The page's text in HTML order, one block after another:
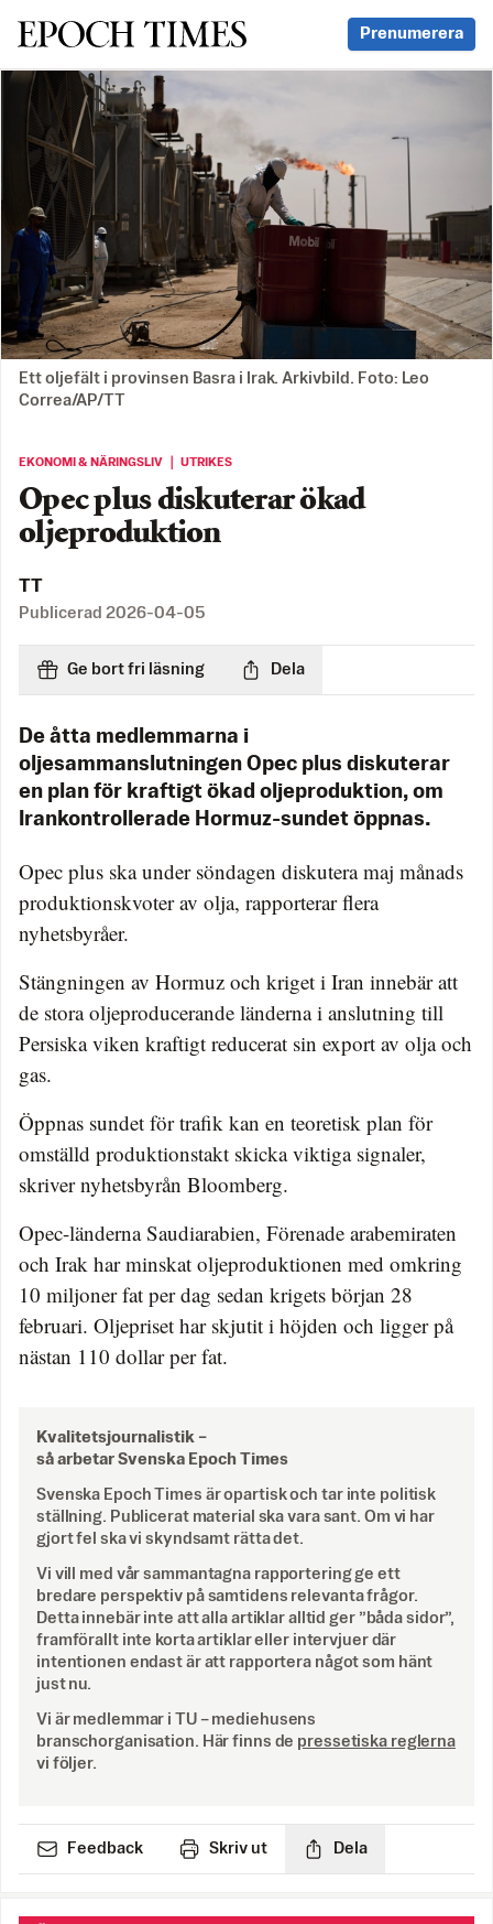
Svenska Epoch Times Prenumerera
Ett oljefält i provinsen Basra i Irak. Arkivbild. Foto: Leo
Correa/AP/TT
EKONOMI & NÄRINGSLIV ｜ UTRIKES
Opec plus diskuterar ökad
oljeproduktion
TT
Publicerad 2026-04-05
Ge bort fri läsning Dela
De åtta medlemmarna i
oljesammanslutningen Opec plus diskuterar
en plan för kraftigt ökad oljeproduktion, om
Irankontrollerade Hormuz-sundet öppnas.
Opec plus ska under söndagen diskutera maj månads
produktionskvoter av olja, rapporterar flera
nyhetsbyråer.
Stängningen av Hormuz och kriget i Iran innebär att
de stora oljeproducerande länderna i anslutning till
Persiska viken kraftigt reducerat sin export av olja och
gas.
Öppnas sundet för trafik kan en teoretisk plan för
omställd produktionstakt skicka viktiga signaler,
skriver nyhetsbyrån Bloomberg.
Opec-länderna Saudiarabien, Förenade arabemiraten
och Irak har minskat oljeproduktionen med omkring
10 miljoner fat per dag sedan krigets början 28
februari. Oljepriset har skjutit i höjden och ligger på
nästan 110 dollar per fat.
Kvalitetsjournalistik –
så arbetar Svenska Epoch Times
Svenska Epoch Times är opartisk och tar inte politisk
ställning. Publicerat material ska vara sant. Om vi har
gjort fel ska vi skyndsamt rätta det.
Vi vill med vår sammantagna rapportering ge ett
bredare perspektiv på samtidens relevanta frågor.
Detta innebär inte att alla artiklar alltid ger ”båda sidor”,
framförallt inte korta artiklar eller intervjuer där
intentionen endast är att rapportera något som hänt
just nu.
Vi är medlemmar i TU – mediehusens
branschorganisation. Här finns de pressetiska reglerna
vi följer.
Feedback Skriv ut Dela